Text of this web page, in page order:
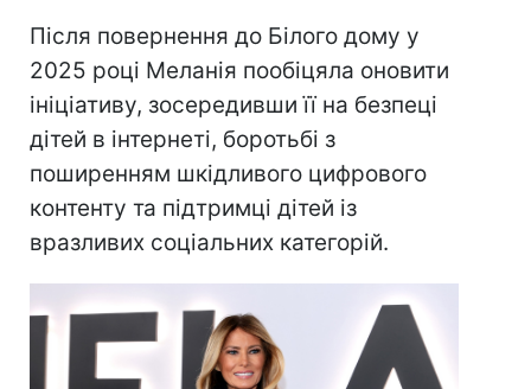
Після повернення до Білого дому у
2025 році Меланія пообіцяла оновити
ініціативу, зосередивши її на безпеці
дітей в інтернеті, боротьбі з
поширенням шкідливого цифрового
контенту та підтримці дітей із
вразливих соціальних категорій.